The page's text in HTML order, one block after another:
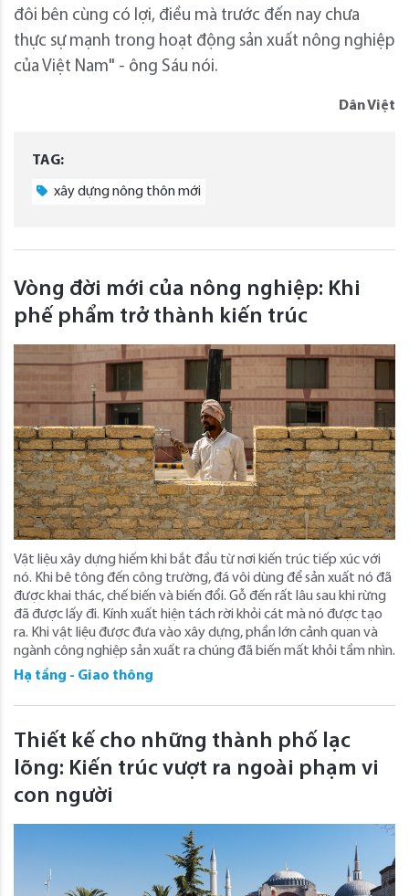
đôi bên cùng có lợi, điều mà trước đến nay chưa
thực sự mạnh trong hoạt động sản xuất nông nghiệp
của Việt Nam" - ông Sáu nói.
Dân Việt
TAG:
xây dựng nông thôn mới
Vòng đời mới của nông nghiệp: Khi
phế phẩm trở thành kiến trúc
Vật liệu xây dựng hiếm khi bắt đầu từ nơi kiến ​​trúc tiếp xúc với
nó. Khi bê tông đến công trường, đá vôi dùng để sản xuất nó đã
được khai thác, chế biến và biến đổi. Gỗ đến rất lâu sau khi rừng
đã được lấy đi. Kính xuất hiện tách rời khỏi cát mà nó được tạo
ra. Khi vật liệu được đưa vào xây dựng, phần lớn cảnh quan và
ngành công nghiệp sản xuất ra chúng đã biến mất khỏi tầm nhìn.
Hạ tầng - Giao thông
Thiết kế cho những thành phố lạc
lõng: Kiến trúc vượt ra ngoài phạm vi
con người